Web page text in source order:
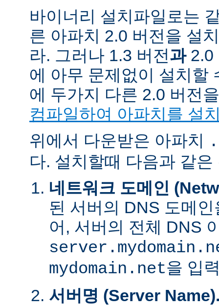
바이너리 설치파일로는
른 아파치 2.0 버전을 설
라. 그러나 1.3 버전과2.0
에 아무 문제없이 설치할
에 두가지 다른 2.0 버전
컴파일하여 아파치를 설
위에서 다운받은 아파치
다. 설치할때 다음과 같
네트워크 도메인
된 서버의 DNS 도메
어, 서버의 전체 DNS
mydomain.net을 입
서버명 (Server